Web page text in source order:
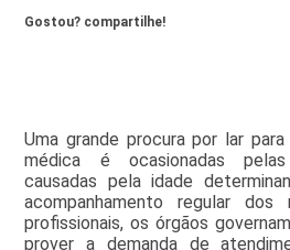
Gostou? compartilhe!
Uma grande procura por lar
médica é ocasionadas
causadas pela idade
acompanhamento regular
profissionais, os órgãos
prover a demanda de